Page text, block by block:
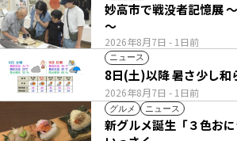
2026年8月7日 - 1日前
妙高市で戦没者記憶展
～
ニュース
2026年8月7日 - 1日前
8日(土)以降 暑
グルメ ニュース
新グルメ誕生「３色お